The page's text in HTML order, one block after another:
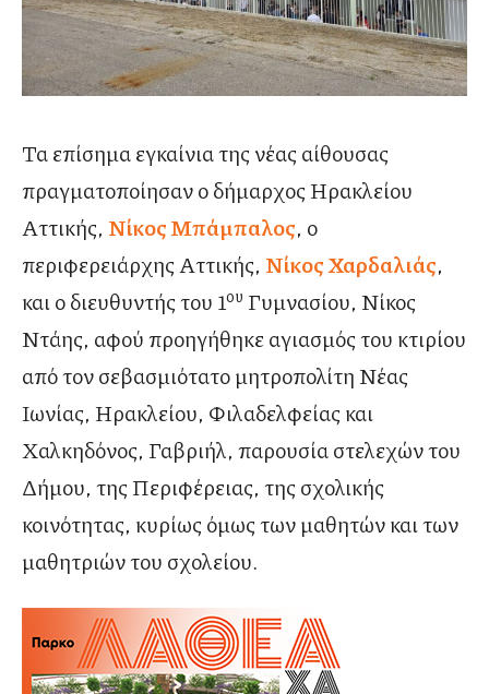
Τα επίσημα εγκαίνια της νέας αίθουσας
πραγματοποίησαν ο δήμαρχος Ηρακλείου
Αττικής, Νίκος Μπάμπαλος, ο
περιφερειάρχης Αττικής, Νίκος Χαρδαλιάς,
και ο διευθυντής του 1ου Γυμνασίου, Νίκος
Ντάης, αφού προηγήθηκε αγιασμός του κτιρίου
από τον σεβασμιότατο μητροπολίτη Νέας
Ιωνίας, Ηρακλείου, Φιλαδελφείας και
Χαλκηδόνος, Γαβριήλ, παρουσία στελεχών του
Δήμου, της Περιφέρειας, της σχολικής
κοινότητας, κυρίως όμως των μαθητών και των
μαθητριών του σχολείου.